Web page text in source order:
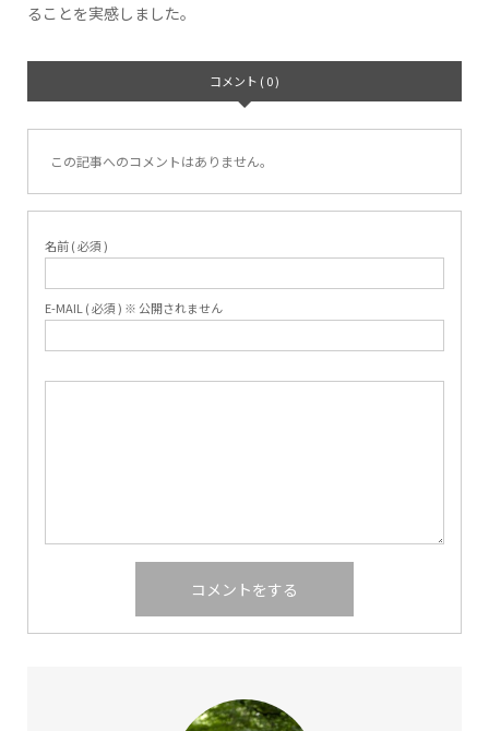
ることを実感しました。
コメント ( 0 )
この記事へのコメントはありません。
名前 ( 必須 )
E-MAIL ( 必須 ) ※ 公開されません